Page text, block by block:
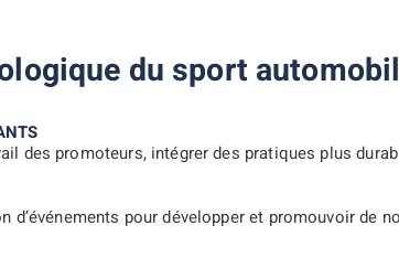
du sport
des promoteurs, intégrer des pratiques plus
d’événements pour développer et promouvoir de